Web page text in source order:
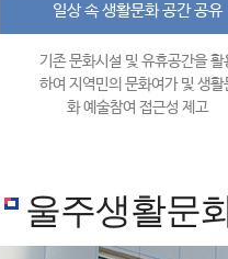
일상 속 생활문화 공간 공유
기존 문화시설 및 유휴공간을 활
하여 지역민의 문화여가 및 생활
화 예술참여 접근성 제고
울주생활문